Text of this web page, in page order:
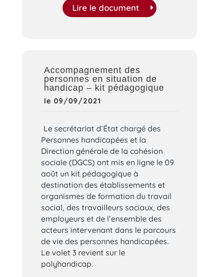
Lire le document
Accompagnement des
personnes en situation de
handicap – kit pédagogique
le 09/09/2021
Le secrétariat d’État chargé des
Personnes handicapées et la
Direction générale de la cohésion
sociale (DGCS) ont mis en ligne le 09
août un kit pédagogique à
destination des établissements et
organismes de formation du travail
social, des travailleurs sociaux, des
employeurs et de l’ensemble des
acteurs intervenant dans le parcours
de vie des personnes handicapées.
Le volet 3 revient sur le
polyhandicap.